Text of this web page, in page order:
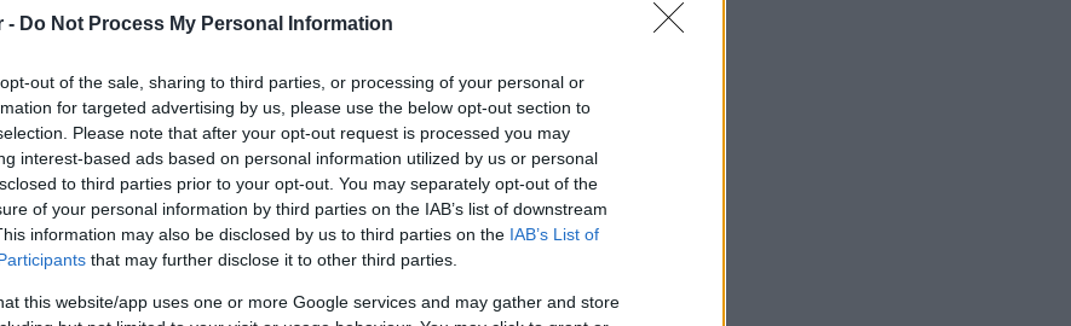
- Do Not Process My Personal Information
out of the sale, sharing to third parties, or processing of your personal or
for targeted advertising by us, please use the below opt-out section to
Please note that after your opt-out request is processed you may
interest-based ads based on personal information utilized by us or personal
to third parties prior to your opt-out. You may separately opt-out of the
of your personal information by third parties on the IAB’s list of downstream
information may also be disclosed by us to third parties on the IAB’s List of
that may further disclose it to other third parties.
this website/app uses one or more Google services and may gather and store